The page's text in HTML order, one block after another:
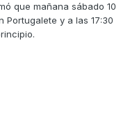
que mañana sábado 10
Portugalete y a las 17:30